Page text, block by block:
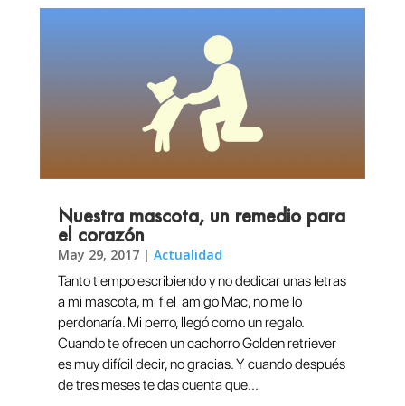
Nuestra mascota, un remedio para
el corazón
May 29, 2017| Actualidad
Tanto tiempo escribiendo y no dedicar unas letras
a mi mascota, mi fiel amigo Mac, no me lo
perdonaría. Mi perro, llegó como un regalo.
Cuando te ofrecen un cachorro Golden retriever
es muy difícil decir, no gracias. Y cuando después
de tres meses te das cuenta que...